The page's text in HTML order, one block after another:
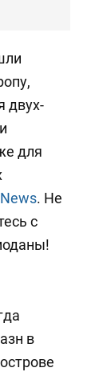
двух-
для
. Не
с
в